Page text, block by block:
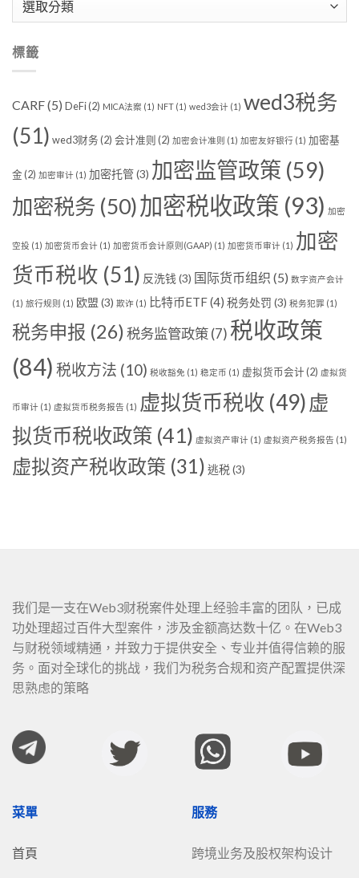
標籤
CARF(5) DeFi(2) MICA法案 (1) NFT (1) wed3会计 (1) wed3税务
(51) wed3财务(2) 会计准则 (2) 加密会计准则 (1) 加密友好银行 (1) 加密基
金(2) 加密审计 (1) 加密托管(3) 加密监管政策 (59)
加密税务 (50)加密税收政策 (93) 加密
空投 (1) 加密货币会计 (1) 加密货币会计原则(GAAP) (1) 加密货币审计 (1) 加密
货币税收 (51) 反洗钱 (3) 国际货币组织 (5) 数字资产会计
(1) 旅行规则 (1) 欧盟 (3) 欺诈 (1) 比特币ETF(4) 税务处罚 (3) 税务犯罪 (1)
税务申报 (26) 税务监管政策(7) 税收政策
(84) 税收方法 (10) 税收豁免 (1) 稳定币 (1) 虚拟货币会计(2) 虚拟货
币审计 (1) 虚拟货币税务报告 (1) 虚拟货币税收 (49) 虚
拟货币税收政策 (41) 虚拟资产审计 (1) 虚拟资产税务报告 (1)
虚拟资产税收政策 (31) 逃税 (3)
我们是一支在Web3财税案件处理上经验丰富的团队，已成
功处理超过百件大型案件，涉及金额高达数十亿。在Web3
与财税领域精通，并致力于提供安全、专业并值得信赖的服
务。面对全球化的挑战，我们为税务合规和资产配置提供深
思熟虑的策略
菜單
首頁
服務
跨境业务及股权架构设计